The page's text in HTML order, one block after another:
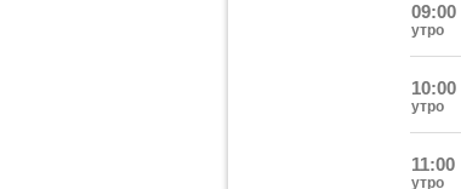
09:00
утро
10:00
утро
11:00
утро